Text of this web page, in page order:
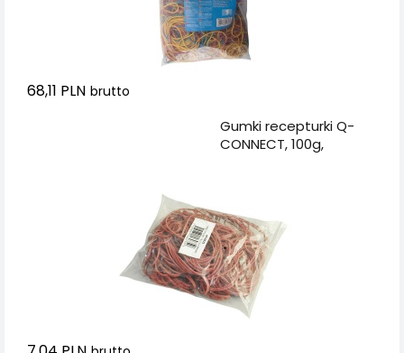
68,11 PLN brutto
Gumki recepturki Q-
CONNECT, 100g,